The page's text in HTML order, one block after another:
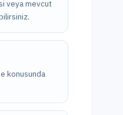
veya mevcut
konusunda